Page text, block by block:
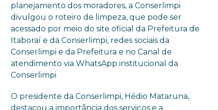
planejamento dos moradores, a Conserlimpi
divulgou o roteiro de limpeza, que pode ser
acessado por meio do site oficial da Prefeitura de
Itaboraí e da Conserlimpi, redes sociais da
Conserlimpi e da Prefeitura e no Canal de
atendimento via WhatsApp institucional da
Conserlimpi
O presidente da Conserlimpi, Hédio Mataruna,
destacou a importância dos serviços e a